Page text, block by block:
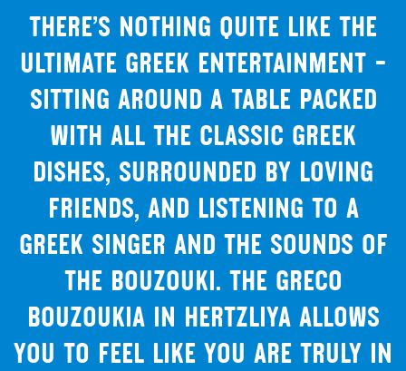
There’s nothing quite like the
ultimate Greek entertainment -
sitting around a table packed
with all the classic Greek
dishes, surrounded by loving
friends, and listening to a
Greek singer and the sounds of
the bouzouki. The Greco
Bouzoukia in Hertzliya allows
you to feel like you are truly in